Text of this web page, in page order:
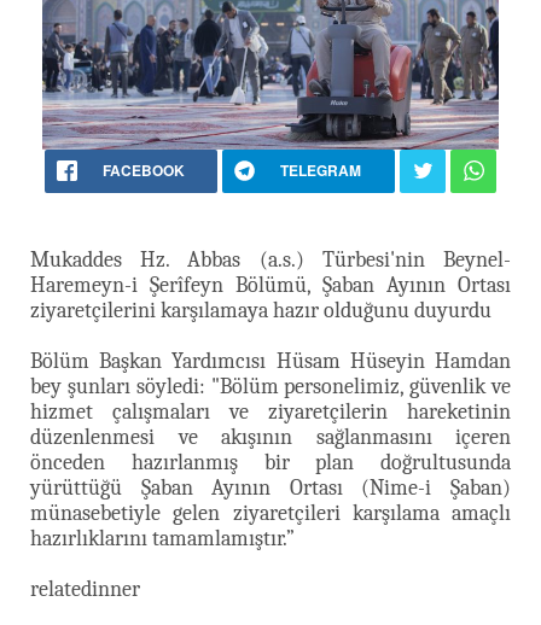
FACEBOOK TELEGRAM
Mukaddes Hz. Abbas (a.s.) Türbesi'nin Beynel-
Haremeyn-i Şerîfeyn Bölümü, Şaban Ayının Ortası
ziyaretçilerini karşılamaya hazır olduğunu duyurdu
Bölüm Başkan Yardımcısı Hüsam Hüseyin Hamdan
bey şunları söyledi: "Bölüm personelimiz, güvenlik ve
hizmet çalışmaları ve ziyaretçilerin hareketinin
düzenlenmesi ve akışının sağlanmasını içeren
önceden hazırlanmış bir plan doğrultusunda
yürüttüğü Şaban Ayının Ortası (Nime-i Şaban)
münasebetiyle gelen ziyaretçileri karşılama amaçlı
hazırlıklarını tamamlamıştır.”
relatedinner